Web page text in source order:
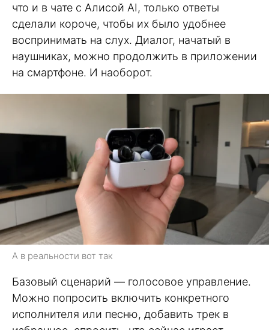
что и в чате с Алисой AI, только ответы
сделали короче, чтобы их было удобнее
воспринимать на слух. Диалог, начатый в
наушниках, можно продолжить в приложении
на смартфоне. И наоборот.
А в реальности вот так
Базовый сценарий — голосовое управление.
Можно попросить включить конкретного
исполнителя или песню, добавить трек в